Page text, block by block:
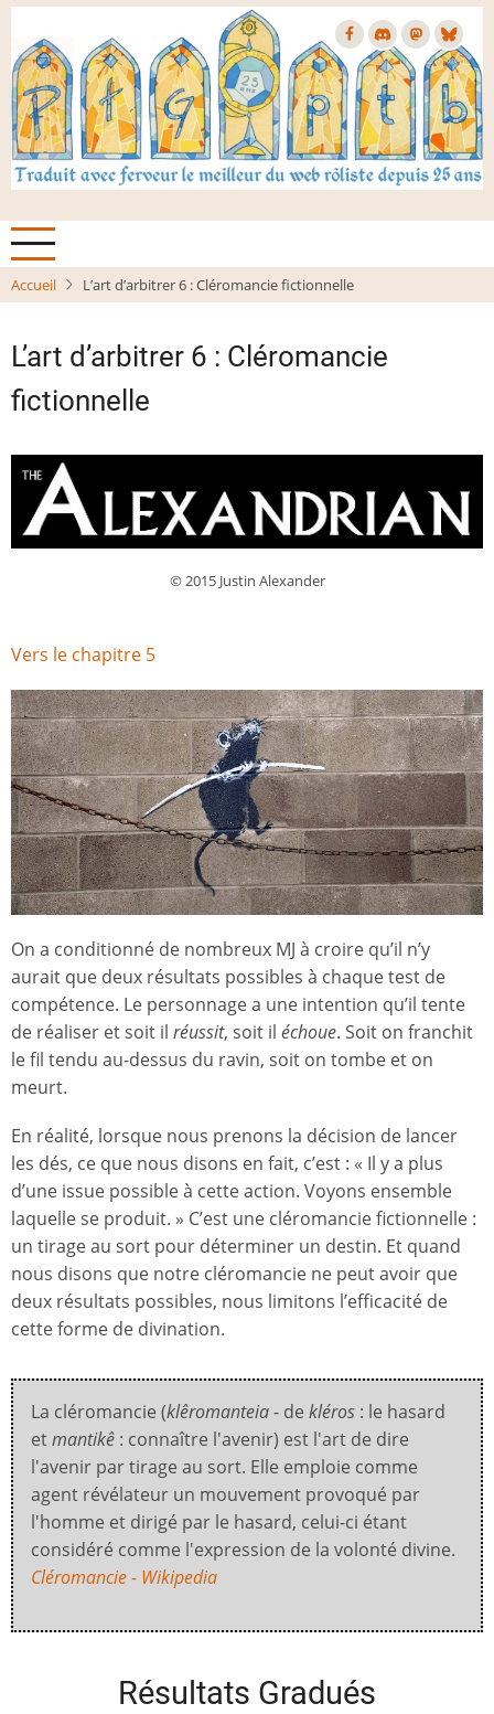
Aller
contenu
principal
Accueil L’art d’arbitrer 6 : Cléromancie fictionnelle
L’art d’arbitrer 6 : Cléromancie
fictionnelle
© 2015 Justin Alexander
Vers le chapitre 5
On a conditionné de nombreux MJ à croire qu’il n’y
aurait que deux résultats possibles à chaque test de
compétence. Le personnage a une intention qu’il tente
de réaliser et soit il réussit, soit il échoue. Soit on franchit
le fil tendu au-dessus du ravin, soit on tombe et on
meurt.
En réalité, lorsque nous prenons la décision de lancer
les dés, ce que nous disons en fait, c’est : « Il y a plus
d’une issue possible à cette action. Voyons ensemble
laquelle se produit. » C’est une cléromancie fictionnelle :
un tirage au sort pour déterminer un destin. Et quand
nous disons que notre cléromancie ne peut avoir que
deux résultats possibles, nous limitons l’efficacité de
cette forme de divination.
La cléromancie (klêromanteia- de kléros : le hasard
etmantikê : connaître l'avenir) est l'art de dire
l'avenir par tirage au sort. Elle emploie comme
agent révélateur un mouvement provoqué par
l'homme et dirigé par le hasard, celui-ci étant
considéré comme l'expression de la volonté divine.
Cléromancie - Wikipedia
Résultats Gradués